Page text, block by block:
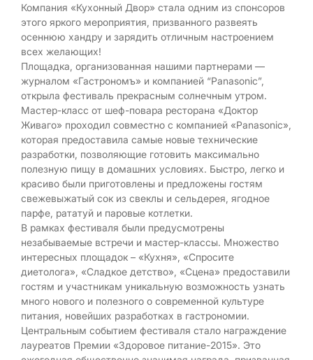
Компания «Кухонный Двор» стала одним из спонсоров
этого яркого мероприятия, призванного развеять
осеннюю хандру и зарядить отличным настроением
всех желающих!
Площадка, организованная нашими партнерами —
журналом «Гастрономъ» и компанией “Panasonic”,
открыла фестиваль прекрасным солнечным утром.
Мастер-класс от шеф-повара ресторана «Доктор
Живаго» проходил совместно с компанией «Panasonic»,
которая предоставила самые новые технические
разработки, позволяющие готовить максимально
полезную пищу в домашних условиях. Быстро, легко и
красиво были приготовлены и предложены гостям
свежевыжатый сок из свеклы и сельдерея, ягодное
парфе, рататуй и паровые котлетки.
В рамках фестиваля были предусмотрены
незабываемые встречи и мастер-классы. Множество
интересных площадок – «Кухня», «Спросите
диетолога», «Сладкое детство», «Сцена» предоставили
гостям и участникам уникальную возможность узнать
много нового и полезного о современной культуре
питания, новейших разработках в гастрономии.
Центральным событием фестиваля стало награждение
лауреатов Премии «Здоровое питание-2015». Это